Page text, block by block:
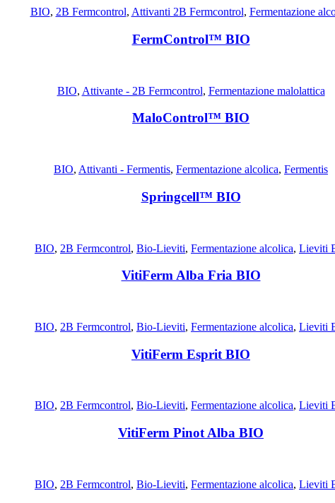
BIO, 2B Fermcontrol, Attivanti 2B Fermcontrol, Fermentazione
FermControl™ BIO
BIO, Attivante - 2B Fermcontrol, Fermentazione malolattica
MaloControl™ BIO
BIO, Attivanti - Fermentis, Fermentazione alcolica, Fermentis
Springcell™ BIO
BIO, 2B Fermcontrol, Bio-Lieviti, Fermentazione alcolica, Lieviti
VitiFerm Alba Fria BIO
BIO, 2B Fermcontrol, Bio-Lieviti, Fermentazione alcolica, Lieviti
VitiFerm Esprit BIO
BIO, 2B Fermcontrol, Bio-Lieviti, Fermentazione alcolica, Lieviti
VitiFerm Pinot Alba BIO
BIO, 2B Fermcontrol, Bio-Lieviti, Fermentazione alcolica, Lieviti